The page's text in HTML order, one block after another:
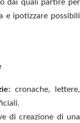
dai quali partire per
e ipotizzare possibili
cronache, lettere,
di creazione di una